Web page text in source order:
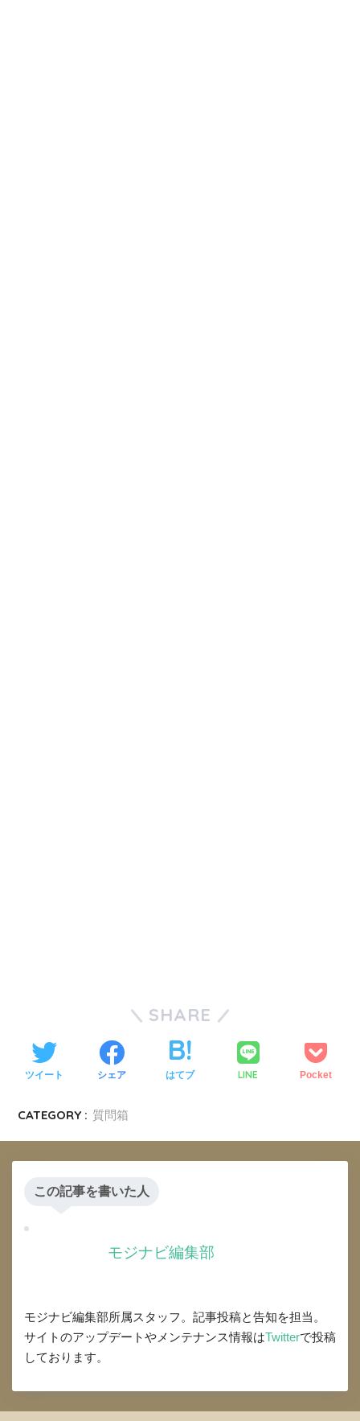
SHARE
ツイート シェア はてブ LINE Pocket
CATEGORY : 質問箱
この記事を書いた人
モジナビ編集部
モジナビ編集部所属スタッフ。記事投稿と告知を担当。
サイトのアップデートやメンテナンス情報はTwitterで投稿
しております。